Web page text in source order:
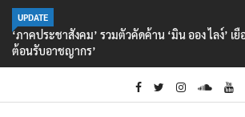
UPDATE
‘ภาคประชาสังคม’ รวมตัวคัดค้าน ‘มิน ออง ไลง์’ เยื
ต้อนรับอาชญากร’